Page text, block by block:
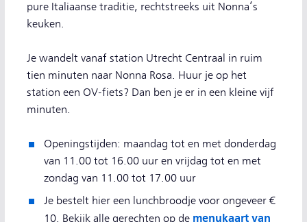
pure Italiaanse traditie, rechtstreeks uit Nonna’s
keuken.
Je wandelt vanaf station Utrecht Centraal in ruim
tien minuten naar Nonna Rosa. Huur je op het
station een OV-fiets? Dan ben je er in een kleine vijf
minuten.
Openingstijden: maandag tot en met donderdag
van 11.00 tot 16.00 uur en vrijdag tot en met
zondag van 11.00 tot 17.00 uur
Je bestelt hier een lunchbroodje voor ongeveer €
10. Bekijk alle gerechten op de menukaart van